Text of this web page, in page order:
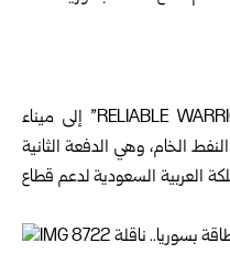
وصلت ناقلة النفط السعودية” RELIABLE WARRIOR” إلى ميناء
الخام، وهي الدفعة الثانية
العربية السعودية لدعم قطاع